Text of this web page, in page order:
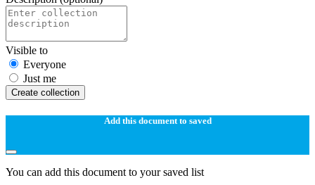
Visible to
Everyone
Just me
Create collection
Add this document to saved
You can add this document to your saved list